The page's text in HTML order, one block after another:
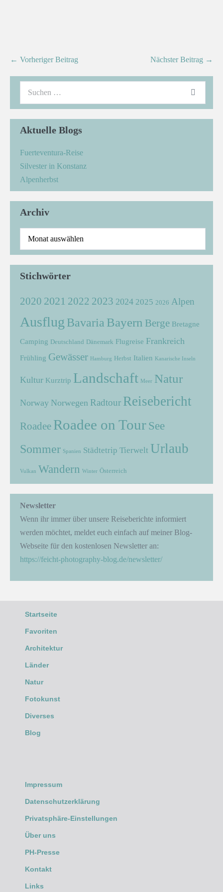
← Vorheriger Beitrag Nächster Beitrag →
Aktuelle Blogs
Fuerteventura-Reise
Silvester in Konstanz
Alpenherbst
Archiv
Stichwörter
2020 2021 2022 2023 2024 2025 2026 Alpen
Ausflug Bavaria Bayern Berge Bretagne
Camping Deutschland Dänemark Flugreise Frankreich
Frühling Gewässer Hamburg Herbst Italien Kanarische Inseln
Kultur Kurztrip Landschaft Meer Natur
Norway Norwegen Radtour Reisebericht
Roadee Roadee on Tour See
Sommer Spanien Städtetrip Tierwelt Urlaub
Vulkan Wandern Winter Österreich
Newsletter
Wenn ihr immer über unsere Reiseberichte informiert
werden möchtet, meldet euch einfach auf meiner Blog-
Webseite für den kostenlosen Newsletter an:
https://feicht-photography-blog.de/newsletter/
Startseite
Favoriten
Architektur
Länder
Natur
Fotokunst
Diverses
Blog
Impressum
Datenschutzerklärung
Privatsphäre-Einstellungen
Über uns
PH-Presse
Kontakt
Links